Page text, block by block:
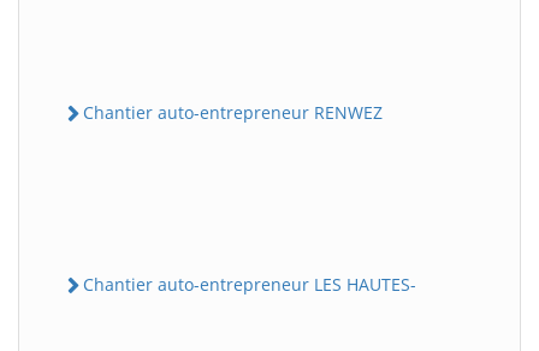
Chantier auto-entrepreneur RENWEZ
Chantier auto-entrepreneur LES HAUTES-